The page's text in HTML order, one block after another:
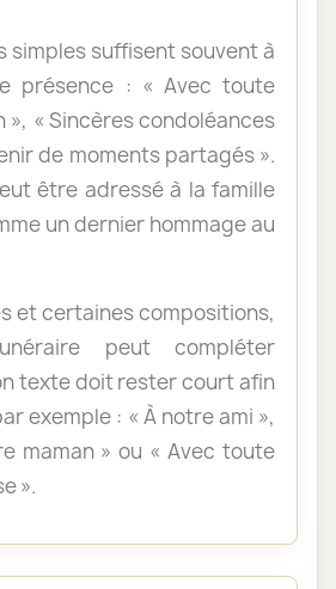
simples suffisent souvent à
présence : « Avec toute
« Sincères condoléances
de moments partagés ».
être adressé à la famille
un dernier hommage au
et certaines compositions,
peut compléter
texte doit rester court afin
exemple : « À notre ami »,
maman » ou « Avec toute
».